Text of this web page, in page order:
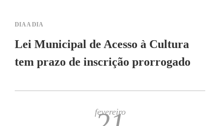
DIA A DIA
Lei Municipal de Acesso à Cultura
tem prazo de inscrição prorrogado
fevereiro